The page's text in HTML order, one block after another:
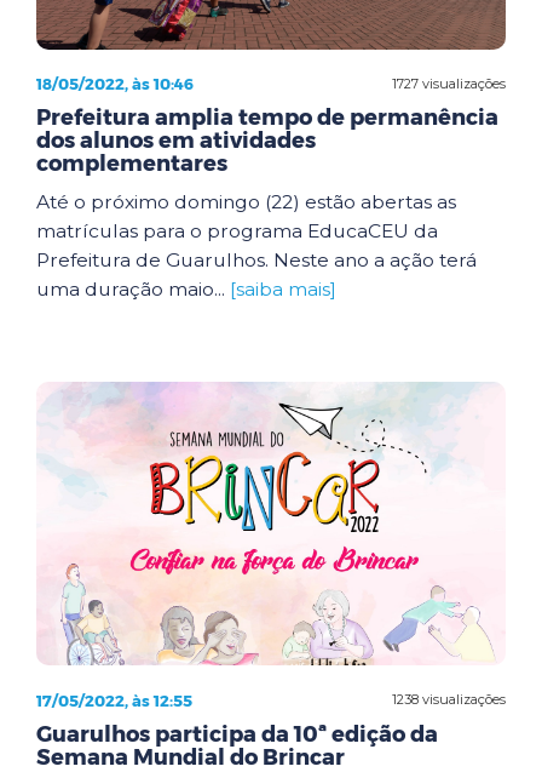
1727 visualizações
18/05/2022, às 10:46
Prefeitura amplia tempo de permanência
dos alunos em atividades
complementares
Até o próximo domingo (22) estão abertas as
matrículas para o programa EducaCEU da
Prefeitura de Guarulhos. Neste ano a ação terá
uma duração maio... [saiba mais]
1238 visualizações
17/05/2022, às 12:55
Guarulhos participa da 10ª edição da
Semana Mundial do Brincar